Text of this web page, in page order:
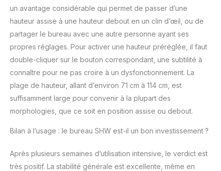
un avantage considérable qui permet de passer d’une
hauteur assise à une hauteur debout en un clin d’œil, ou de
partager le bureau avec une autre personne ayant ses
propres réglages. Pour activer une hauteur préréglée, il faut
double-cliquer sur le bouton correspondant, une subtilité à
connaître pour ne pas croire à un dysfonctionnement. La
plage de hauteur, allant d’environ 71 cm à 114 cm, est
suffisamment large pour convenir à la plupart des
morphologies, que ce soit en position assise ou debout.
Bilan à l’usage : le bureau SHW est-il un bon investissement ?
Après plusieurs semaines d’utilisation intensive, le verdict est
très positif. La stabilité générale est excellente, même en